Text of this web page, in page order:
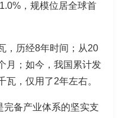
，规模位居全球首
，历经8年时间；从20
月；如今，我国累计发
瓦，仅用了2年左右。
完备产业体系的坚实支